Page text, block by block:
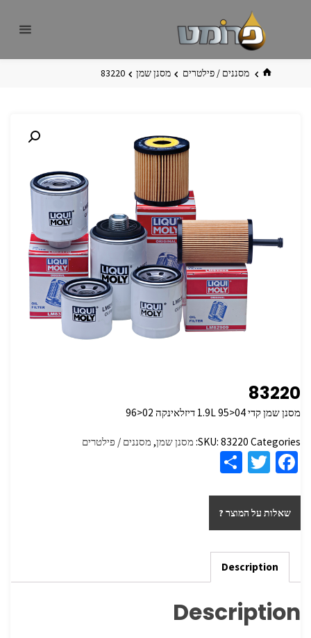
בית מסננים / פילטרים מסנן שמן 83220
83220
מסנן שמן קדי 1.9L 95>04 דיזלאינקה 02<96
SKU: 83220 Categories: מסנן שמן, מסננים / פילטרים
Fa
b
o
o
k
T
tt
er
ar
e
שאלות על המוצר ?
Description
Description